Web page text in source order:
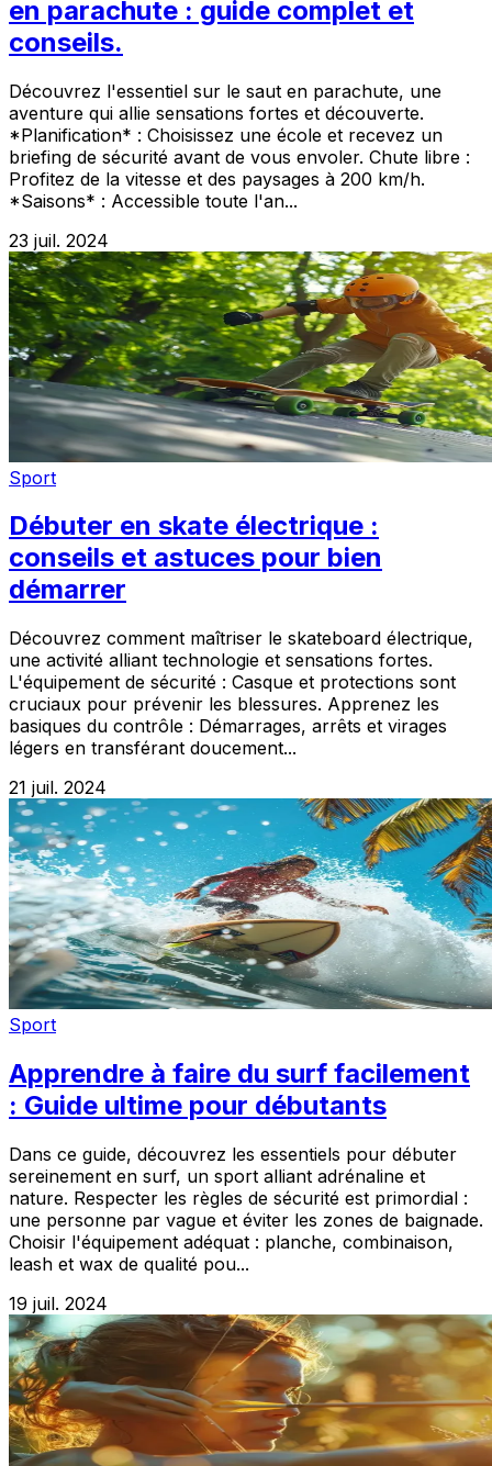
en parachute : guide complet et
conseils.
Découvrez l'essentiel sur le saut en parachute, une
aventure qui allie sensations fortes et découverte.
*Planification* : Choisissez une école et recevez un
briefing de sécurité avant de vous envoler. Chute libre :
Profitez de la vitesse et des paysages à 200 km/h.
*Saisons* : Accessible toute l'an...
23 juil. 2024
Sport
Débuter en skate électrique :
conseils et astuces pour bien
démarrer
Découvrez comment maîtriser le skateboard électrique,
une activité alliant technologie et sensations fortes.
L'équipement de sécurité : Casque et protections sont
cruciaux pour prévenir les blessures. Apprenez les
basiques du contrôle : Démarrages, arrêts et virages
légers en transférant doucement...
21 juil. 2024
Sport
Apprendre à faire du surf facilement
: Guide ultime pour débutants
Dans ce guide, découvrez les essentiels pour débuter
sereinement en surf, un sport alliant adrénaline et
nature. Respecter les règles de sécurité est primordial :
une personne par vague et éviter les zones de baignade.
Choisir l'équipement adéquat : planche, combinaison,
leash et wax de qualité pou...
19 juil. 2024